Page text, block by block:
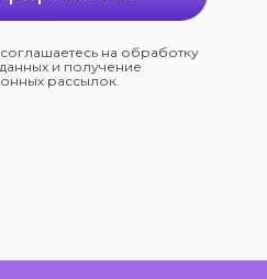
на обработку
и получение
рассылок.